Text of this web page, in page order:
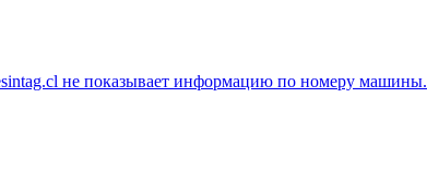
не показывает информацию по номеру машины.